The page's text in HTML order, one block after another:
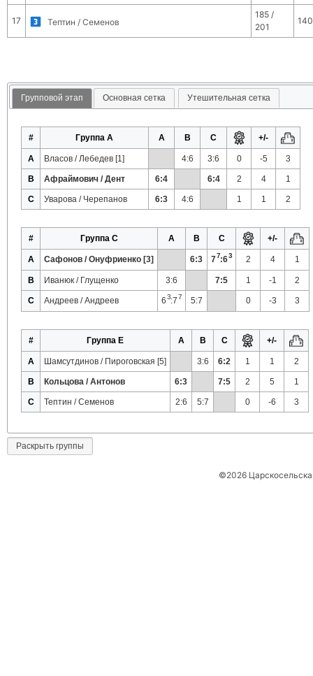
17 Тептин / Семенов
185 /
201
Групповой этап Основная сетка Утешительная сетка
# Группа A A B C +/-
A Власов / Лебедев [1] 4:6 3:6 0 -5 3
B Афраймович / Дент 6:4 6:4 2 4 1
C Уварова / Черепанов 6:3 4:6 1 1 2
# Группа C A B C +/-
A Сафонов / Онуфриенко [3] 6:3 77:63 2 4 1
B Иванюк / Глущенко 3:6 7:5 1 -1 2
C Андреев / Андреев 63:77 5:7 0 -3 3
# Группа E A B C +/-
A Шамсутдинов / Пироговская [5] 3:6 6:2 1 1 2
B Кольцова / Антонов 6:3 7:5 2 5 1
C Тептин / Семенов 2:6 5:7 0 -6 3
Раскрыть группы
©2026